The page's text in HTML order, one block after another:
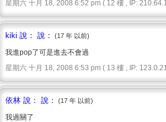
星期六 十月 18, 2008 6:52 pm ( 12 樓 , IP:
kiki 說： 說： (17 年 以前)
我進pop了可是進去不會過
星期六 十月 18, 2008 6:53 pm ( 13 樓 , IP:
依林 說： 說： (17 年 以前)
我過關了